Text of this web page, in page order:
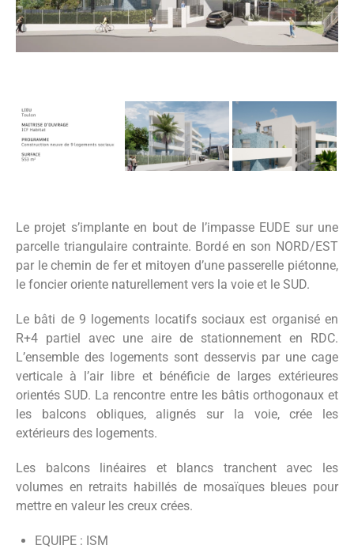
Le projet s’implante en bout de l’impasse EUDE sur une
parcelle triangulaire contrainte. Bordé en son NORD/EST
par le chemin de fer et mitoyen d’une passerelle piétonne,
le foncier oriente naturellement vers la voie et le SUD.
Le bâti de 9 logements locatifs sociaux est organisé en
R+4 partiel avec une aire de stationnement en RDC.
L’ensemble des logements sont desservis par une cage
verticale à l’air libre et bénéficie de larges extérieures
orientés SUD. La rencontre entre les bâtis orthogonaux et
les balcons obliques, alignés sur la voie, crée les
extérieurs des logements.
Les balcons linéaires et blancs tranchent avec les
volumes en retraits habillés de mosaïques bleues pour
mettre en valeur les creux crées.
EQUIPE : ISM